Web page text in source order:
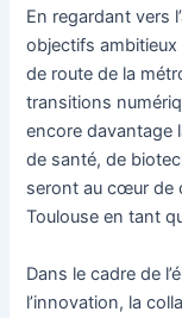
En regardant vers
objectifs ambitieux
de route de la
transitions
encore davantage
de santé, de
seront au cœur de
Toulouse en tant
Dans le cadre de
l’innovation, la